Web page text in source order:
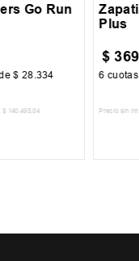
Go Run
$ 28 .334
$ 140 .495,04
Plus
$ 369
6
Precio sin